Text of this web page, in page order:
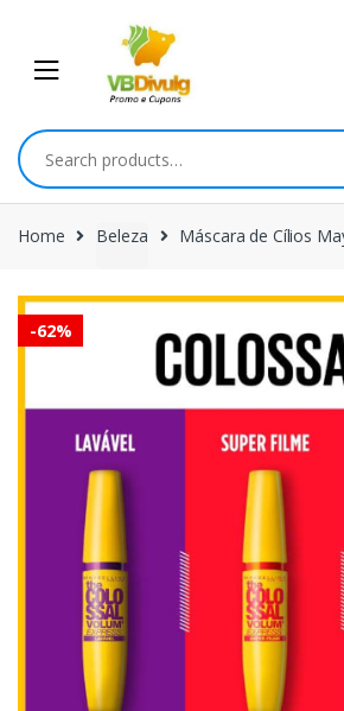
navigation
content
Search
for:
Home Beleza Máscara de Cílios
-62%